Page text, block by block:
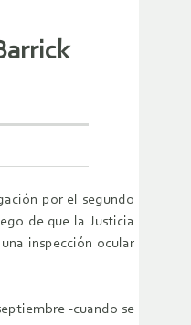
por el segundo
de que la Justicia
inspección ocular
-cuando se